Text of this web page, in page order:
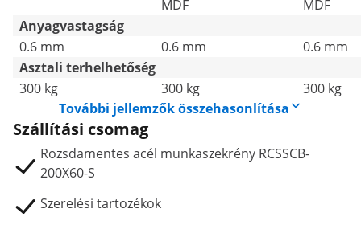
MDF
MDF
Anyagvastagság
0.6 mm
0.6 mm
0.6 mm
Asztali terhelhetőség
300 kg
300 kg
300 kg
További jellemzők összehasonlítása
Szállítási csomag
Rozsdamentes acél munkaszekrény RCSSCB-
200X60-S
Szerelési tartozékok